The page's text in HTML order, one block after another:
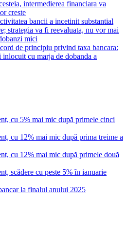
intermedierea financiara va
creste
bancii a incetinit substantial
strategia va fi reevaluata, nu vor mai
mici
de principiu privind taxa bancara:
cu marja de dobanda a
cu 5% mai mic după primele cinci
cu 12% mai mic după prima treime a
cu 12% mai mic după primele două
scădere cu peste 5% în ianuarie
la finalul anului 2025